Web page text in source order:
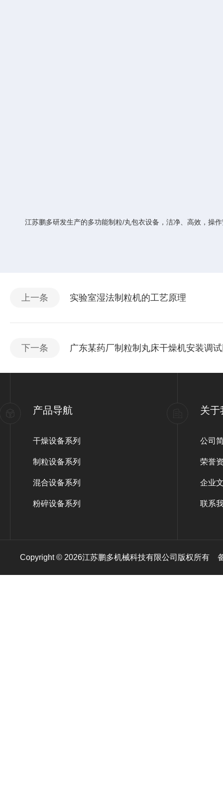
江苏鹏多研发生产的多功能制粒/丸包衣设备，洁净、高效，操
上一条 实验室湿法制粒机的工艺原理
下一条 广东某药厂制粒制丸床干燥机安装调
产品导航
干燥设备系列
制粒设备系列
混合设备系列
粉碎设备系列
关于
公司
荣誉
企业
联系
Copyright © 2026江苏鹏多机械科技有限公司版权所有